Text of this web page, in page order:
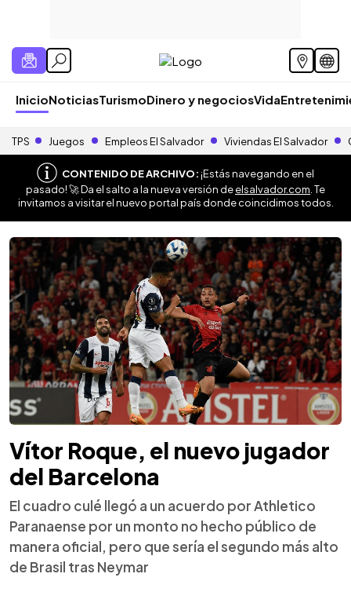
InicioNoticiasTurismoDinero y negociosVida
TPS Juegos Empleos El Salvador Viviendas El Salvador
CONTENIDO DE ARCHIVO:¡Estás navegando en el
pasado! 🚀 Da el salto a la nueva versión deelsalvador.com . Te
invitamos a visitar el nuevo portal país donde coincidimos todos.
Vítor Roque, el nuevo jugador
del Barcelona
El cuadro culé llegó a un acuerdo por Athletico
Paranaense por un monto no hecho público de
manera oficial, pero que sería el segundo más alto
de Brasil tras Neymar